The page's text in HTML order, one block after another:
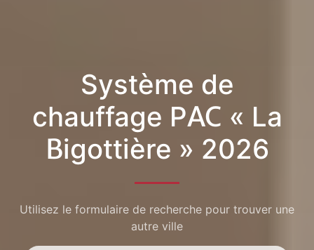
Système de
chauffage PAC « La
Bigottière » 2026
Utilisez le formulaire de recherche pour trouver une
autre ville